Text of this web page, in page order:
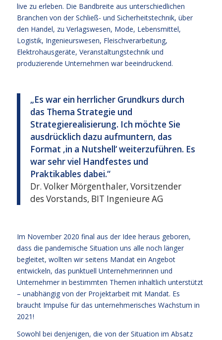
live zu erleben. Die Bandbreite aus unterschiedlichen
Branchen von der Schließ- und Sicherheitstechnik, über
den Handel, zu Verlagswesen, Mode, Lebensmittel,
Logistik, Ingenieurswesen, Fleischverarbeitung,
Elektrohausgeräte, Veranstaltungstechnik und
produzierende Unternehmen war beeindruckend.
„Es war ein herrlicher Grundkurs durch
das Thema Strategie und
Strategierealisierung. Ich möchte Sie
ausdrücklich dazu aufmuntern, das
Format ,in a Nutshell‘ weiterzuführen. Es
war sehr viel Handfestes und
Praktikables dabei.“
Dr. Volker Mörgenthaler, Vorsitzender
des Vorstands, BIT Ingenieure AG
Im November 2020 final aus der Idee heraus geboren,
dass die pandemische Situation uns alle noch länger
begleitet, wollten wir seitens Mandat ein Angebot
entwickeln, das punktuell Unternehmerinnen und
Unternehmer in bestimmten Themen inhaltlich unterstützt
– unabhängig von der Projektarbeit mit Mandat. Es
braucht Impulse für das unternehmerisches Wachstum in
2021!
Sowohl bei denjenigen, die von der Situation im Absatz